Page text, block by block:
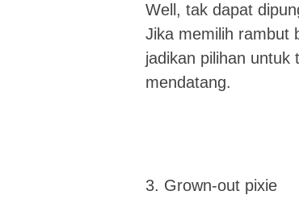
Well, tak dapat
Jika memilih rambut
jadikan pilihan untuk
mendatang.
3. Grown-out pixie